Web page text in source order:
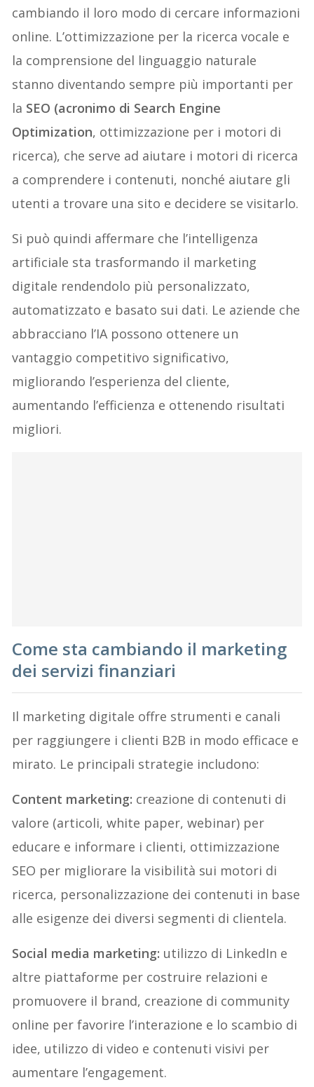
cambiando il loro modo di cercare informazioni
online. L’ottimizzazione per la ricerca vocale e
la comprensione del linguaggio naturale
stanno diventando sempre più importanti per
la SEO (acronimo di Search Engine
Optimization, ottimizzazione per i motori di
ricerca), che serve ad aiutare i motori di ricerca
a comprendere i contenuti, nonché aiutare gli
utenti a trovare una sito e decidere se visitarlo.
Si può quindi affermare che l’intelligenza
artificiale sta trasformando il marketing
digitale rendendolo più personalizzato,
automatizzato e basato sui dati. Le aziende che
abbracciano l’IA possono ottenere un
vantaggio competitivo significativo,
migliorando l’esperienza del cliente,
aumentando l’efficienza e ottenendo risultati
migliori.
Come sta cambiando il marketing
dei servizi finanziari
Il marketing digitale offre strumenti e canali
per raggiungere i clienti B2B in modo efficace e
mirato. Le principali strategie includono:
Content marketing: creazione di contenuti di
valore (articoli, white paper, webinar) per
educare e informare i clienti, ottimizzazione
SEO per migliorare la visibilità sui motori di
ricerca, personalizzazione dei contenuti in base
alle esigenze dei diversi segmenti di clientela.
Social media marketing: utilizzo di LinkedIn e
altre piattaforme per costruire relazioni e
promuovere il brand, creazione di community
online per favorire l’interazione e lo scambio di
idee, utilizzo di video e contenuti visivi per
aumentare l’engagement.